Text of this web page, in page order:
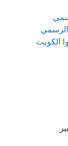
الكويت